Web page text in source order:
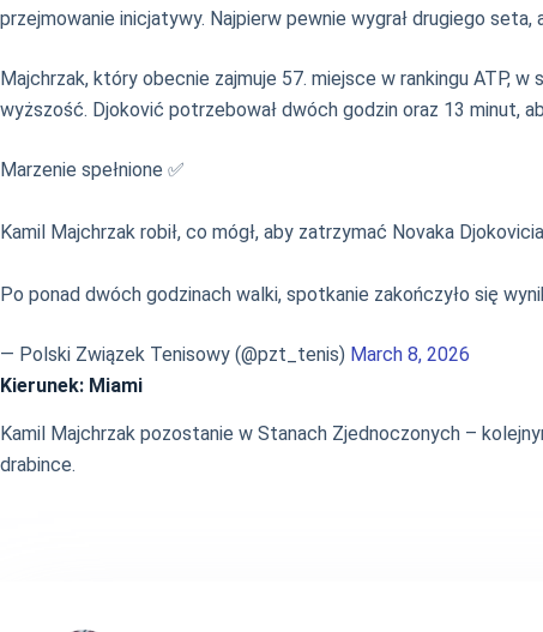
przejmowanie inicjatywy. Najpierw pewnie wygrał drugiego seta,
Majchrzak, który obecnie zajmuje 57. miejsce w rankingu ATP,
wyższość. Djoković potrzebował dwóch godzin oraz 13 minut,
Marzenie spełnione ✅
Kamil Majchrzak robił, co mógł, aby zatrzymać Novaka
Po ponad dwóch godzinach walki, spotkanie zakończyło się
— Polski Związek Tenisowy (@pzt_tenis) March 8, 2026
Kierunek: Miami
Kamil Majchrzak pozostanie w Stanach Zjednoczonych –
drabince.